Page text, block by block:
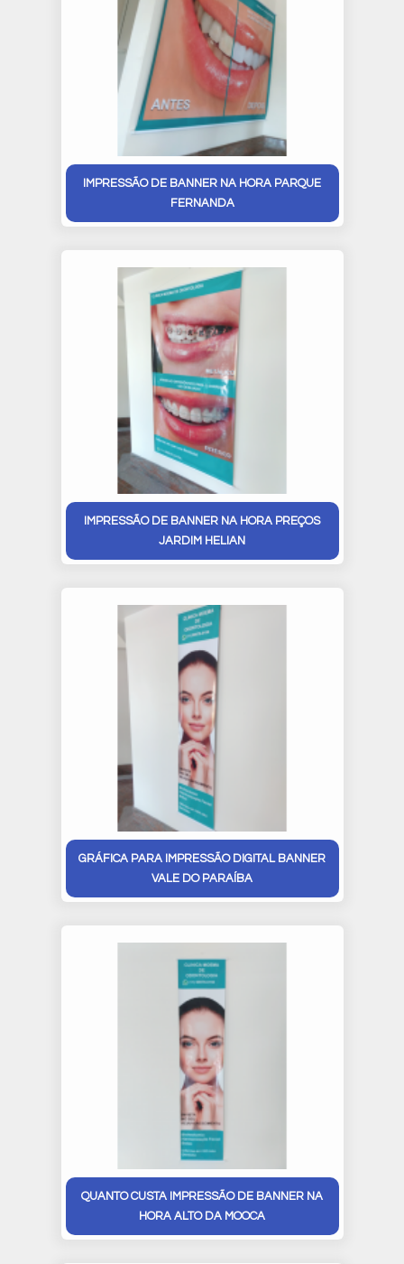
IMPRESSÃO DE BANNER NA HORA PARQUE
FERNANDA
IMPRESSÃO DE BANNER NA HORA PREÇOS
JARDIM HELIAN
GRÁFICA PARA IMPRESSÃO DIGITAL BANNER
VALE DO PARAÍBA
QUANTO CUSTA IMPRESSÃO DE BANNER NA
HORA ALTO DA MOOCA